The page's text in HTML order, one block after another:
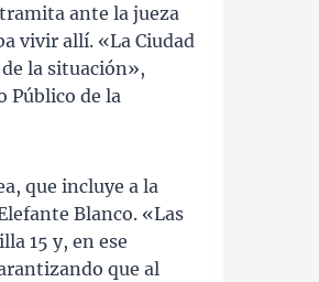
ante la jueza
vivir allí. «La Ciudad
la situación»,
Público de la
que incluye a la
Blanco. «Las
15 y, en ese
que al